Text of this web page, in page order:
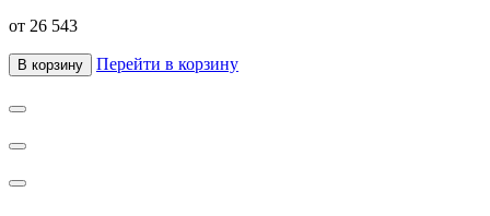
от 26 543
В корзину Перейти в корзину